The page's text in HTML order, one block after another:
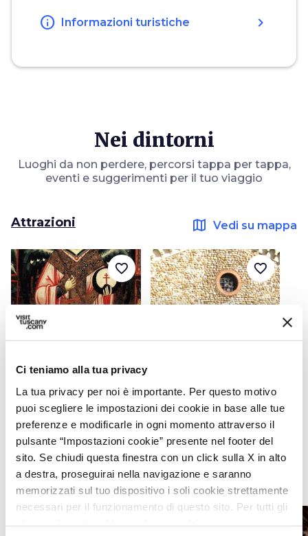
Ci teniamo alla tua privacy
La tua privacy per noi è importante. Per questo motivo
puoi scegliere le impostazioni dei cookie in base alle tue
preferenze e modificarle in ogni momento attraverso il
pulsante “Impostazioni cookie” presente nel footer del
sito. Se chiudi questa finestra con un click sulla X in alto
a destra, proseguirai nella navigazione e saranno
memorizzati sul tuo dispositivo i soli cookie strettamente
necessari per il funzionamento di questo sito. Per tutti gli
info Informazioni turistiche chevron_right
Nei dintorni
Luoghi da non perdere, percorsi tappa per tappa,
eventi e suggerimenti per il tuo viaggio
Attrazioni map Vedi su mappa
photo_camera Attrazioni
Museo Giuliano Ghelli
di San Casciano Val
di Pesa
favorite_border
Chiesa di Santa Maria
del Prato a San
Casciano
favorite_border
Eventi map Vedi su mappa
favorite_border favorite_border